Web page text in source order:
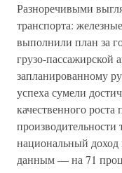
Разноречивыми
транспорта:
выполнили план за
грузо-пассажирской
запланированному
успеха сумели
качественного
национальный
данным — на 71